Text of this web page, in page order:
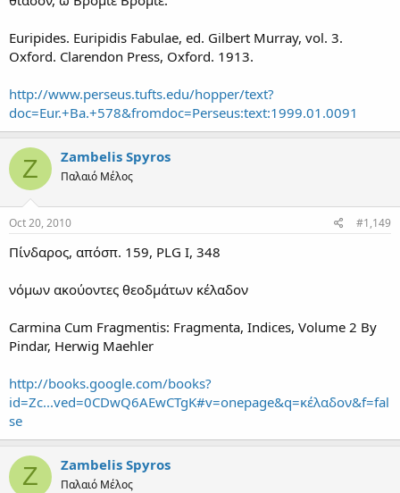
Euripides. Euripidis Fabulae, ed. Gilbert Murray, vol. 3.
Oxford. Clarendon Press, Oxford. 1913.
http://www.perseus.tufts.edu/hopper/text?
doc=Eur.+Ba.+578&fromdoc=Perseus:text:1999.01.0091
Z Zambelis Spyros
Παλαιό Μέλος
Oct 20, 2010 #1,149
Πίνδαρος, απόσπ. 159, PLG Ι, 348
νόμων ακούοντες θεοδμάτων κέλαδον
Carmina Cum Fragmentis: Fragmenta, Indices, Volume 2 By
Pindar, Herwig Maehler
http://books.google.com/books?
id=Zc...ved=0CDwQ6AEwCTgK#v=onepage&q=κέλαδον&f=fal
se
Z Zambelis Spyros
Παλαιό Μέλος